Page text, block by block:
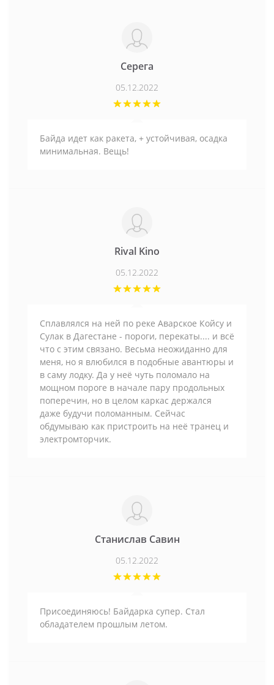
Серега
05.12.2022
Байда идет как ракета, + устойчивая, осадка
минимальная. Вещь!
Rival Kino
05.12.2022
Сплавлялся на ней по реке Аварское Койсу и
Сулак в Дагестане - пороги, перекаты.... и всё
что с этим связано. Весьма неожиданно для
меня, но я влюбился в подобные авантюры и
в саму лодку. Да у неё чуть поломало на
мощном пороге в начале пару продольных
поперечин, но в целом каркас держался
даже будучи поломанным. Сейчас
обдумываю как пристроить на неё транец и
электромторчик.
Станислав Савин
05.12.2022
Присоединяюсь! Байдарка супер. Стал
обладателем прошлым летом.